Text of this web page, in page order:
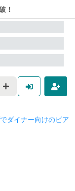
！
ダイナー向けのビア